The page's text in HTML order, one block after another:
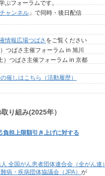
フォーラムです。
ャンネル」で同時・後日配信
情報広場つばさ をご覧ください
さ主催フォーラム in 旭川
ばさ主催フォーラム in 京都
催しはこちら（活動履歴）
り組み(2025年）
担上限額引き上げに対する
全国がん患者団体連合会（全がん連）
病・疾病団体協議会（JPA） が